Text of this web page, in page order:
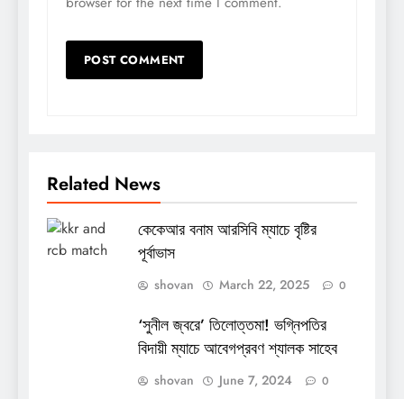
Related News
কেকেআর বনাম আরসিবি ম্যাচে বৃষ্টির
পূর্বাভাস
shovan March 22, 2025 0
‘সুনীল জ্বরে’ তিলোত্তমা! ভগ্নিপতির
বিদায়ী ম্যাচে আবেগপ্রবণ শ্যালক সাহেব
shovan June 7, 2024 0